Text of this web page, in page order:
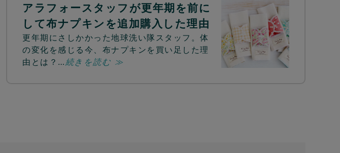
アラフォースタッフが更年期を前に
して布ナプキンを追加購入した理由
更年期にさしかかった地球洗い隊スタッフ。体
の変化を感じる今、布ナプキンを買い足した理
由とは？… 続きを読む ≫